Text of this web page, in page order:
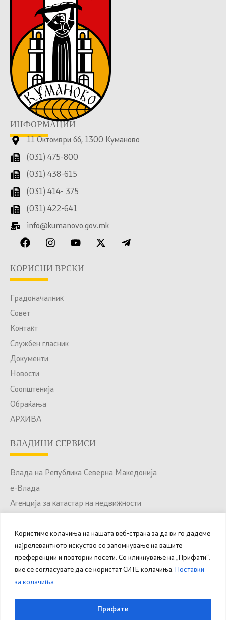
Користиме колачиња на нашата веб-страна за да ви го дадеме
најрелевантното искуство со запомнување на вашите
преференции и повторни посети. Со кликнување на „Прифати“,
вие се согласувате да се користат СИТЕ колачиња. Поставки
за колачиња
Прифати
ИНФОРМАЦИИ
11 Октомври бб, 1300 Куманово
(031) 475-800
(031) 438-615
(031) 414- 375
(031) 422-641
info@kumanovo.gov.mk
КОРИСНИ ВРСКИ
Градоначалник
Совет
Контакт
Службен гласник
Документи
Новости
Соопштенија
Обраќања
АРХИВА
ВЛАДИНИ СЕРВИСИ
Влада на Република Северна Македонија
е-Влада
Агенција за катастар на недвижности
Портал за отворени податоци
Национален Портал за е-Услуги
© 2025 – 2026 Општина Куманово. Сите права